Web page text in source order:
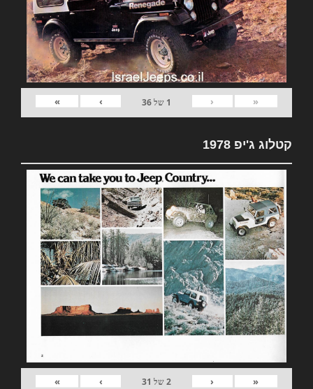
«
‹
1 של36
›
»
קטלוג ג'יפ 1978
«
‹
2של 31
›
»